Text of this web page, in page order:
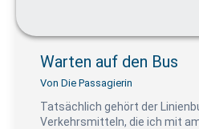
Warten auf den Bus
Von Die Passagierin
Tatsächlich gehört der
Verkehrsmitteln, die ich mit